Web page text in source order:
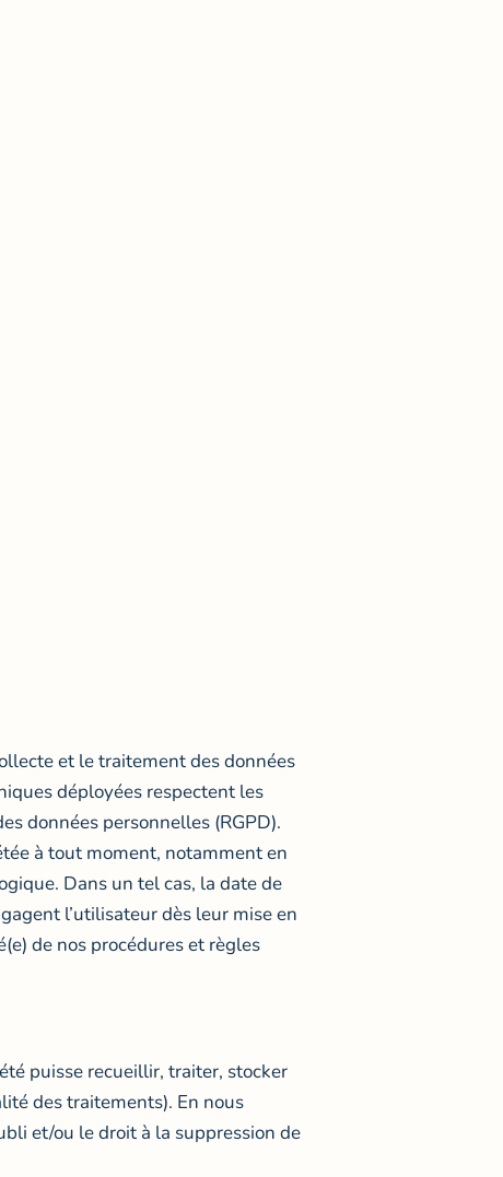
et le traitement des données
déployées respectent les
données personnelles (RGPD).
à tout moment, notamment en
Dans un tel cas, la date de
l’utilisateur dès leur mise en
de nos procédures et règles
puisse recueillir, traiter, stocker
des traitements). En nous
et/ou le droit à la suppression de